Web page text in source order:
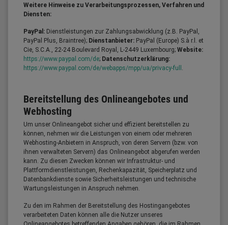
Weitere Hinweise zu Verarbeitungsprozessen, Verfahren und
Diensten:
PayPal: Dienstleistungen zur Zahlungsabwicklung (z.B. PayPal,
PayPal Plus, Braintree); Dienstanbieter: PayPal (Europe) S.à r.l. et
Cie, S.C.A., 22-24 Boulevard Royal, L-2449 Luxembourg; Website:
https://www.paypal.com/de; Datenschutzerklärung:
https://www.paypal.com/de/webapps/mpp/ua/privacy-full .
Bereitstellung des Onlineangebotes und
Webhosting
Um unser Onlineangebot sicher und effizient bereitstellen zu
können, nehmen wir die Leistungen von einem oder mehreren
Webhosting-Anbietern in Anspruch, von deren Servern (bzw. von
ihnen verwalteten Servern) das Onlineangebot abgerufen werden
kann. Zu diesen Zwecken können wir Infrastruktur- und
Plattformdienstleistungen, Rechenkapazität, Speicherplatz und
Datenbankdienste sowie Sicherheitsleistungen und technische
Wartungsleistungen in Anspruch nehmen.
Zu den im Rahmen der Bereitstellung des Hostingangebotes
verarbeiteten Daten können alle die Nutzer unseres